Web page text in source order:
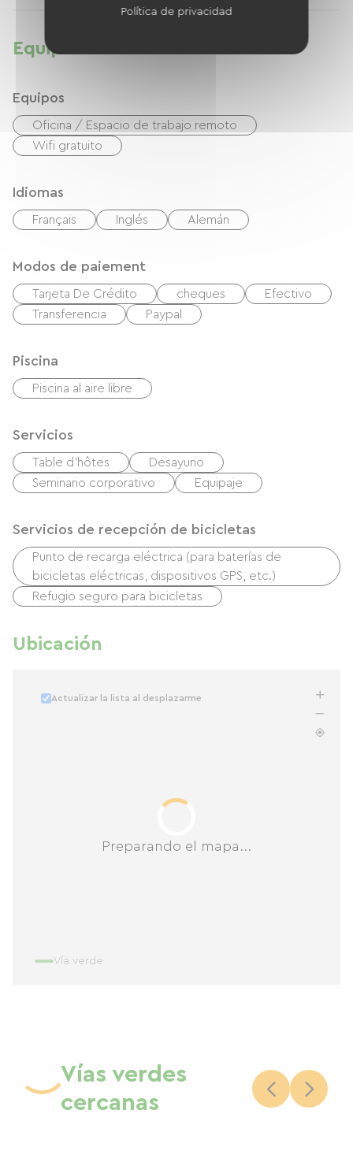
Equipamientos
Equipos
Oficina / Espacio de trabajo remoto
Wifi gratuito
Idiomas
Français Inglés Alemán
Modos de paiement
Tarjeta De Crédito cheques
Efectivo
Transferencia
Paypal
Piscina
Piscina al aire libre
Servicios
Table d'hôtes
Desayuno
Seminario corporativo
Equipaje
Servicios de recepción de bicicletas
Punto de recarga eléctrica (para baterías de
bicicletas eléctricas, dispositivos GPS, etc.)
Refugio seguro para bicicletas
Ubicación
Preparando el mapa...
Actualizar la lista al desplazarme
Vía verde
Vías verdes
cercanas
Política de privacidad